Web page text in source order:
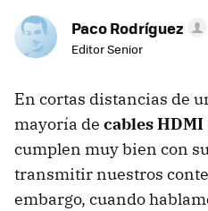
Paco Rodríguez
Editor Senior
En cortas distancias de
mayoría de cables HDMI
cumplen muy bien con
transmitir nuestros
embargo, cuando